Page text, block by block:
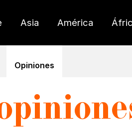
Asia América
Opiniones